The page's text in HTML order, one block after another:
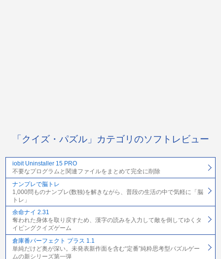
「クイズ・パズル」カテゴリのソフトレビュー
iobit Uninstaller 15 PRO
不要なプログラムと関連ファイルをまとめて完全に削除
ナンプレで脳トレ
1,000問ものナンプレ(数独)を解きながら、普段の生活の中で気軽に「脳
トレ」
余命ナイ 2.31
奪われた身体を取り戻すため、漢字の読みを入力して敵を倒してゆくタ
イピングクイズゲーム
倉庫番パーフェクト プラス 1.1
単純だけど奥が深い。未発表新作面を含む“定番”純粋思考型パズルゲー
ムの新シリーズ第一弾